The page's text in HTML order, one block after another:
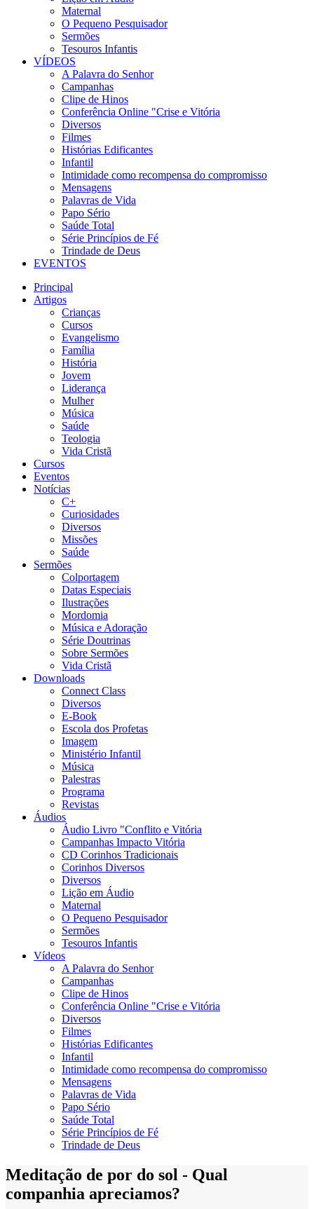
Maternal
O Pequeno Pesquisador
Sermões
Tesouros Infantis
VÍDEOS
A Palavra do Senhor
Campanhas
Clipe de Hinos
Conferência Online "Crise e Vitória
Diversos
Filmes
Histórias Edificantes
Infantil
Intimidade como recompensa do compromisso
Mensagens
Palavras de Vida
Papo Sério
Saúde Total
Série Princípios de Fé
Trindade de Deus
EVENTOS
Principal
Artigos
Crianças
Cursos
Evangelismo
Família
História
Jovem
Liderança
Mulher
Música
Saúde
Teologia
Vida Cristã
Cursos
Eventos
Notícias
C+
Curiosidades
Diversos
Missões
Saúde
Sermões
Colportagem
Datas Especiais
Ilustrações
Mordomia
Música e Adoração
Série Doutrinas
Sobre Sermões
Vida Cristã
Downloads
Connect Class
Diversos
E-Book
Escola dos Profetas
Imagem
Ministério Infantil
Música
Palestras
Programa
Revistas
Áudios
Áudio Livro "Conflito e Vitória
Campanhas Impacto Vitória
CD Corinhos Tradicionais
Corinhos Diversos
Diversos
Lição em Áudio
Maternal
O Pequeno Pesquisador
Sermões
Tesouros Infantis
Vídeos
A Palavra do Senhor
Campanhas
Clipe de Hinos
Conferência Online "Crise e Vitória
Diversos
Filmes
Histórias Edificantes
Infantil
Intimidade como recompensa do compromisso
Mensagens
Palavras de Vida
Papo Sério
Saúde Total
Série Princípios de Fé
Trindade de Deus
Meditação de por do sol - Qual
companhia apreciamos?